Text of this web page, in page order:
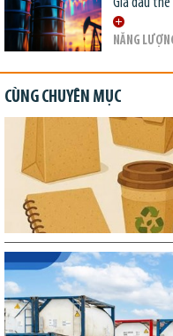
NĂNG
CÙNG CHUYÊN MỤC